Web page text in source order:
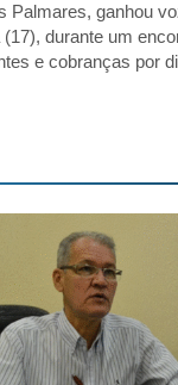
Palmares, ganhou
(17), durante um
e cobranças por